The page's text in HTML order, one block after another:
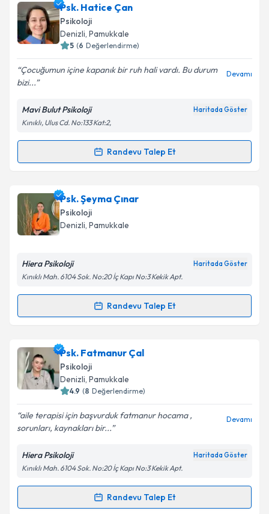
Psk. Cennet Büşra Vural
oluşturun. Size bu uzmandan randevu almanız için bir
takvim hazırlandığında e-posta ile bilgilendireceğiz.
Kişisel verilerimin işlenmesine ilişkin
Aydınlatma
Metni'ni okudum ve kişisel verilerimin belirtilen
kapsamda işlenmesini kabul ediyorum.
Psk. Hatice Çan
Psikoloji
Denizli, Pamukkale
5 (6 Değerlendirme)
Çocuğumun içine kapanık bir ruh hali vardı. Bu durum
bizi...
Devamı
Mavi Bulut Psikoloji Haritada Göster
Kınıklı, Ulus Cd. No:133 Kat:2,
Randevu Talep Et
Randevu Takvimi Talebi
Psk. Hatice Çaniçin randevu takvimi talebi oluşturun.
Size bu uzmandan randevu almanız için bir takvim
hazırlandığında e-posta ile bilgilendireceğiz.
Kişisel verilerimin işlenmesine ilişkin
Metni'ni okudum ve kişisel verilerimin belirtilen
Takvim Talebini Gönder
Psk. Şeyma Çınar
Psikoloji
Denizli, Pamukkale
Hiera Psikoloji Haritada Göster
Kınıklı Mah. 6104 Sok. No:20 İç Kapı No:3 Kekik Apt.
Randevu Talep Et
Randevu Takvimi Talebi
Psk. Şeyma Çınariçin randevu takvimi talebi
oluşturun. Size bu uzmandan randevu almanız için bir
takvim hazırlandığında e-posta ile bilgilendireceğiz.
Kişisel verilerimin işlenmesine ilişkin
Aydınlatma
Metni'ni okudum ve kişisel verilerimin belirtilen
kapsamda işlenmesini kabul ediyorum.
Psk. Fatmanur Çal
Psikoloji
Denizli, Pamukkale
4.9 (8 Değerlendirme)
aile terapisi için başvurduk fatmanur hocama ,
sorunları, kaynakları bir...
Devamı
Hiera Psikoloji Haritada Göster
Kınıklı Mah. 6104 Sok. No:20 İç Kapı No:3 Kekik Apt.
Randevu Talep Et
Randevu Takvimi Talebi